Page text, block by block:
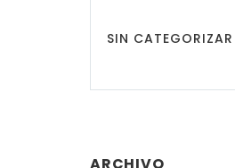
SIN CATEGORIZAR